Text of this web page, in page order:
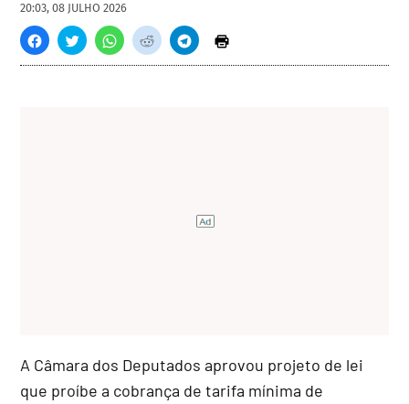
20:03, 08 JULHO 2026
A Câmara dos Deputados aprovou projeto de lei
que proíbe a cobrança de tarifa mínima de